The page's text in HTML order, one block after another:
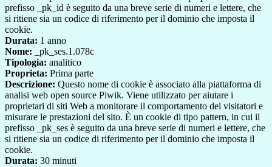
prefisso _pk_id è seguito da una breve serie di numeri e lettere, che
si ritiene sia un codice di riferimento per il dominio che imposta il
cookie.
Durata: 1 anno
Nome: _pk_ses.1.078c
Tipologia: analitico
Proprieta: Prima parte
Descrizione: Questo nome di cookie è associato alla piattaforma di
analisi web open source Piwik. Viene utilizzato per aiutare i
proprietari di siti Web a monitorare il comportamento dei visitatori e
misurare le prestazioni del sito. È un cookie di tipo pattern, in cui il
prefisso _pk_ses è seguito da una breve serie di numeri e lettere, che
si ritiene sia un codice di riferimento per il dominio che imposta il
cookie.
Durata: 30 minuti